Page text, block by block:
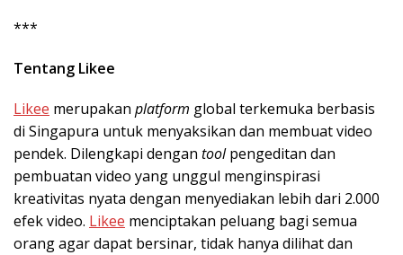
***
Tentang Likee
Likee merupakan platform global terkemuka berbasis
di Singapura untuk menyaksikan dan membuat video
pendek. Dilengkapi dengan toolpengeditan dan
pembuatan video yang unggul menginspirasi
kreativitas nyata dengan menyediakan lebih dari 2.000
efek video. Likee menciptakan peluang bagi semua
orang agar dapat bersinar, tidak hanya dilihat dan